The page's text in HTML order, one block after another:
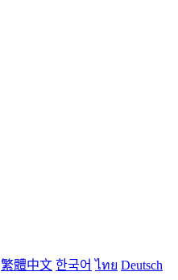
繁體中文 한국어 ไทย Deutsch